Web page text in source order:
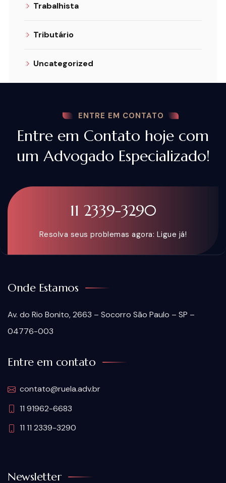
Trabalhista
Tributário
Uncategorized
ENTRE EM CONTATO
Entre em Contato hoje com
um Advogado Especializado!
11 2339-3290
Resolva seus problemas agora: Ligue já!
Onde Estamos
Av. do Rio Bonito, 2663 – Socorro São Paulo – SP –
04776-003
Entre em contato
contato@ruela.adv.br
11 91962-6683
11 11 2339-3290
Newsletter